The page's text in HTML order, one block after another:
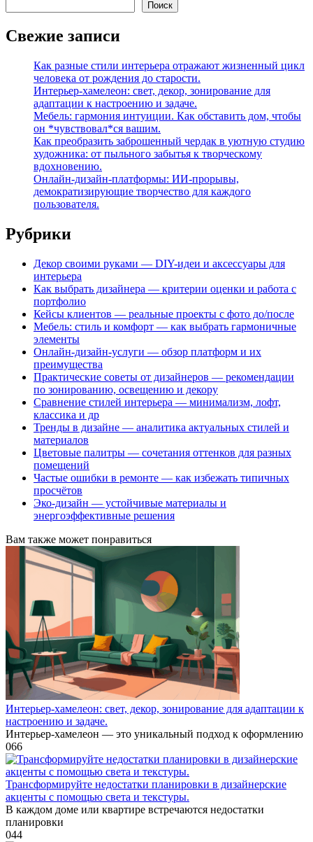
Поиск
Свежие записи
Как разные стили интерьера отражают жизненный цикл
человека от рождения до старости.
Интерьер-хамелеон: свет, декор, зонирование для
адаптации к настроению и задаче.
Мебель: гармония интуиции. Как обставить дом, чтобы
он *чувствовал*ся вашим.
Как преобразить заброшенный чердак в уютную студию
художника: от пыльного забытья к творческому
вдохновению.
Онлайн-дизайн-платформы: ИИ-прорывы,
демократизирующие творчество для каждого
пользователя.
Рубрики
Декор своими руками — DIY-идеи и аксессуары для
интерьера
Как выбрать дизайнера — критерии оценки и работа с
портфолио
Кейсы клиентов — реальные проекты с фото до/после
Мебель: стиль и комфорт — как выбрать гармоничные
элементы
Онлайн-дизайн-услуги — обзор платформ и их
преимущества
Практические советы от дизайнеров — рекомендации
по зонированию, освещению и декору
Сравнение стилей интерьера — минимализм, лофт,
классика и др
Тренды в дизайне — аналитика актуальных стилей и
материалов
Цветовые палитры — сочетания оттенков для разных
помещений
Частые ошибки в ремонте — как избежать типичных
просчётов
Эко-дизайн — устойчивые материалы и
энергоэффективные решения
Вам также может понравиться
Интерьер-хамелеон: свет, декор, зонирование для адаптации к
настроению и задаче.
Интерьер-хамелеон — это уникальный подход к оформлению
066
Трансформируйте недостатки планировки в дизайнерские
акценты с помощью света и текстуры.
В каждом доме или квартире встречаются недостатки
планировки
044